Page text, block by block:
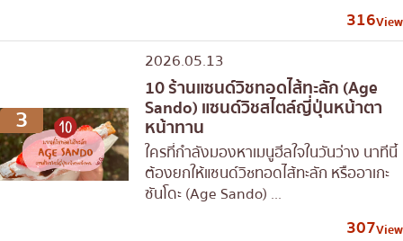
316View
3
2026.05.13
10 ร้านแซนด์วิชทอดไส้ทะลัก (Age
Sando) แซนด์วิชสไตล์ญี่ปุ่นหน้าตา
หน้าทาน
ใครที่กำลังมองหาเมนูฮีลใจในวันว่าง นาทีนี้
ต้องยกให้แซนด์วิชทอดไส้ทะลัก หรืออาเกะ
ซันโดะ (Age Sando) ...
307View